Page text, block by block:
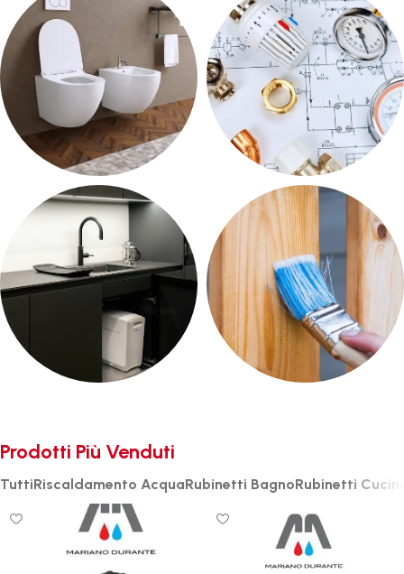
55 prodotti 99 prodotti
SANITARI
220 prodotti
TERMOIDRAULICA
252 prodotti
Prodotti Più Venduti
TuttiRiscaldamento AcquaRubinetti BagnoRubinetti